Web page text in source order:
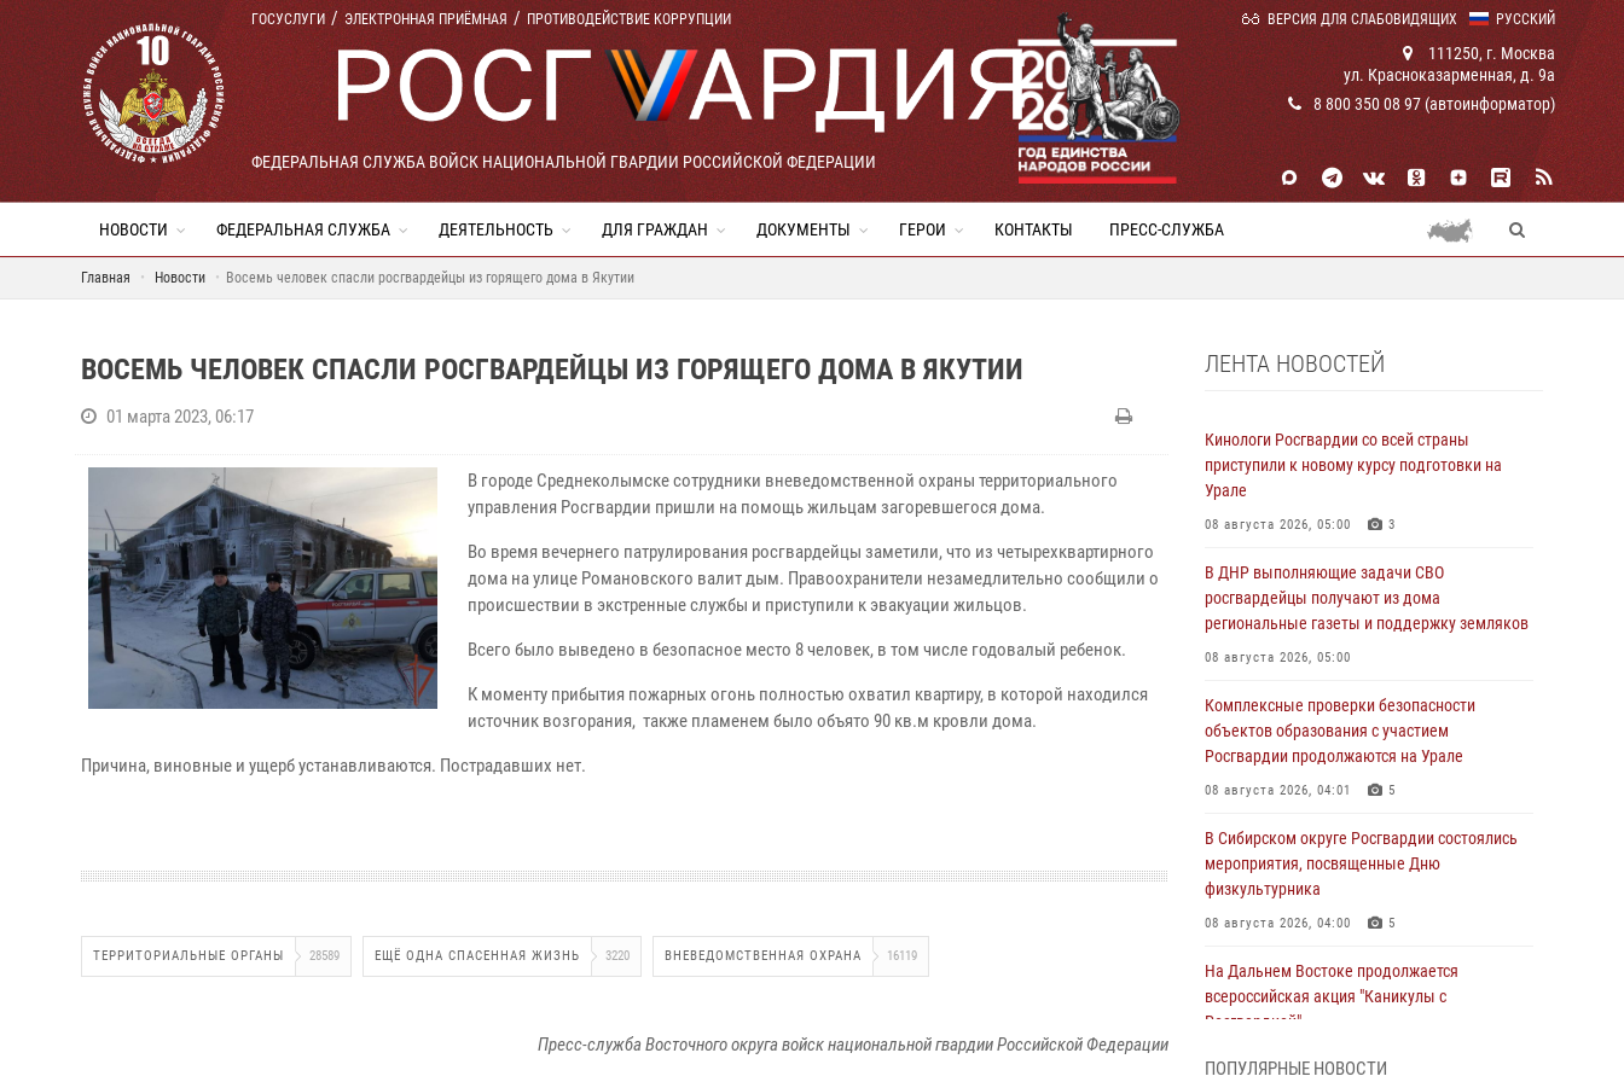
РУССКИЙ
ГОСУСЛУГИ ЭЛЕКТРОННАЯ ПРИЁМНАЯ ПРОТИВОДЕЙСТВИЕ КОРРУПЦИИ ВЕРСИЯ ДЛЯ СЛАБОВИДЯЩИХ
ФЕДЕРАЛЬНАЯ СЛУЖБА ВОЙСК НАЦИОНАЛЬНОЙ ГВАРДИИ РОССИЙСКОЙ ФЕДЕРАЦИИ
111250, г. Москва
ул. Красноказарменная, д. 9а
8 800 350 08 97 (автоинформатор)
НОВОСТИ ФЕДЕРАЛЬНАЯ СЛУЖБА ДЕЯТЕЛЬНОСТЬ ДЛЯ ГРАЖДАН ДОКУМЕНТЫ ГЕРОИ КОНТАКТЫ ПРЕСС-СЛУЖБА
Главная Новости Восемь человек спасли росгвардейцы из горящего дома в Якутии
ВОСЕМЬ ЧЕЛОВЕК СПАСЛИ РОСГВАРДЕЙЦЫ ИЗ ГОРЯЩЕГО ДОМА В ЯКУТИИ
01 марта 2023, 06:17
В городе Среднеколымске сотрудники вневедомственной охраны территориального
управления Росгвардии пришли на помощь жильцам загоревшегося дома.
Во время вечернего патрулирования росгвардейцы заметили, что из четырехквартирного
дома на улице Романовского валит дым. Правоохранители незамедлительно сообщили о
происшествии в экстренные службы и приступили к эвакуации жильцов.
Всего было выведено в безопасное место 8 человек, в том числе годовалый ребенок.
К моменту прибытия пожарных огонь полностью охватил квартиру, в которой находился
источник возгорания, также пламенем было объято 90 кв.м кровли дома.
Причина, виновные и ущерб устанавливаются. Пострадавших нет.
ТЕРРИТОРИАЛЬНЫЕ ОРГАНЫ 28589 ЕЩЁ ОДНА СПАСЕННАЯ ЖИЗНЬ 3220 ВНЕВЕДОМСТВЕННАЯ ОХРАНА 16119
Пресс-служба Восточного округа войск национальной гвардии Российской Федерации
ЛЕНТА НОВОСТЕЙ
Кинологи Росгвардии со всей страны
приступили к новому курсу подготовки на
Урале
08 августа 2026, 05:00 3
В ДНР выполняющие задачи СВО
росгвардейцы получают из дома
региональные газеты и поддержку земляков
08 августа 2026, 05:00
Комплексные проверки безопасности
объектов образования с участием
Росгвардии продолжаются на Урале
08 августа 2026, 04:01 5
В Сибирском округе Росгвардии состоялись
мероприятия, посвященные Дню
физкультурника
08 августа 2026, 04:00 5
На Дальнем Востоке продолжается
всероссийская акция "Каникулы с
Росгвардией"
ПОПУЛЯРНЫЕ НОВОСТИ